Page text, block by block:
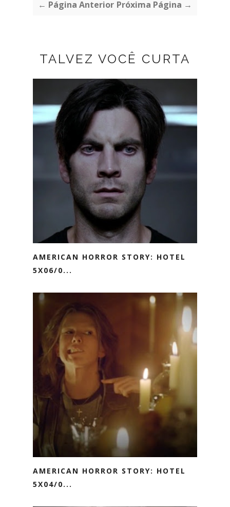
← Página Anterior Próxima Página →
TALVEZ VOCÊ CURTA
AMERICAN HORROR STORY: HOTEL
5X06/0...
AMERICAN HORROR STORY: HOTEL
5X04/0...